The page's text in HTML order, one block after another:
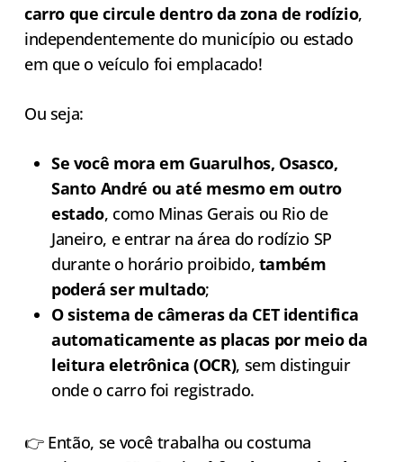
carro que circule dentro da zona de rodízio,
independentemente do município ou estado
em que o veículo foi emplacado!
Ou seja:
Se você mora em Guarulhos, Osasco,
Santo André ou até mesmo em outro
estado, como Minas Gerais ou Rio de
Janeiro, e entrar na área do rodízio SP
durante o horário proibido, também
poderá ser multado;
O sistema de câmeras da CET identifica
automaticamente as placas por meio da
leitura eletrônica (OCR), sem distinguir
onde o carro foi registrado.
👉 Então, se você trabalha ou costuma